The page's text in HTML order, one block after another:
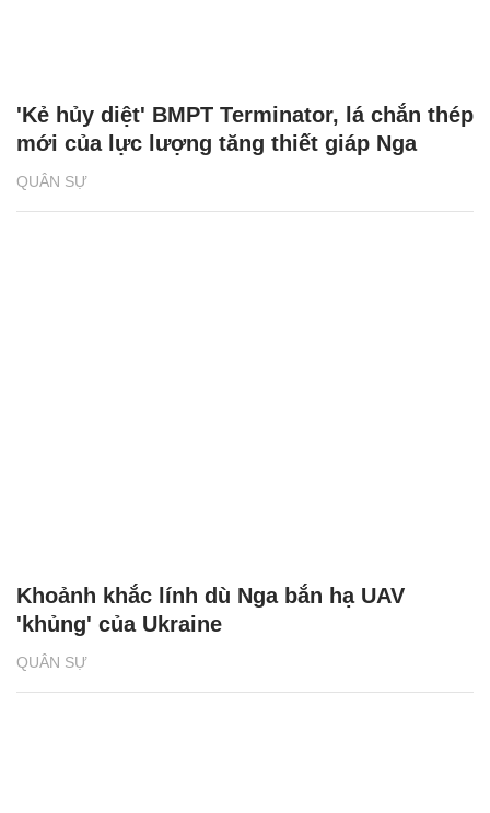
QUÂN SỰ
'Kẻ hủy diệt' BMPT Terminator, lá chắn thép
mới của lực lượng tăng thiết giáp Nga
QUÂN SỰ
Khoảnh khắc lính dù Nga bắn hạ UAV
'khủng' của Ukraine